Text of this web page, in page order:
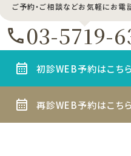
ご予約・ご相談などお気軽にお電
03-5719-
初診WEB予約はこちら
再診WEB予約はこちら